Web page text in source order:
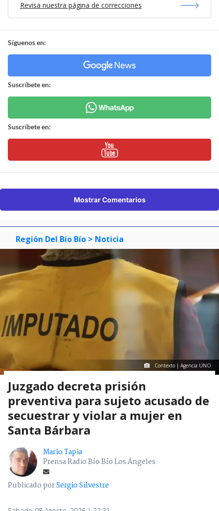
Revisa nuestra página de correcciones
Síguenos en:
Suscríbete en:
Suscríbete en:
Mostrar Comentarios
Región Del Bío Bío > Noticia
Contexto | Agencia UNO
Juzgado decreta prisión
preventiva para sujeto acusado de
secuestrar y violar a mujer en
Santa Bárbara
Mario Tapia
Prensa Radio Bío Bío Los Ángeles
Publicado porSergio Silvestre